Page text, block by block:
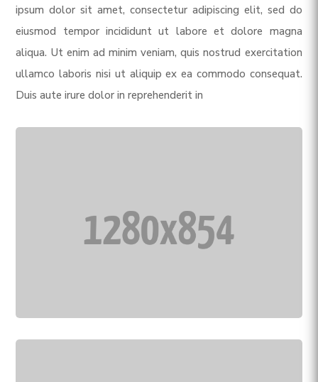
ipsum dolor sit amet, consectetur adipiscing elit, sed do
eiusmod tempor incididunt ut labore et dolore magna
aliqua. Ut enim ad minim veniam, quis nostrud exercitation
ullamco laboris nisi ut aliquip ex ea commodo consequat.
Duis aute irure dolor in reprehenderit in